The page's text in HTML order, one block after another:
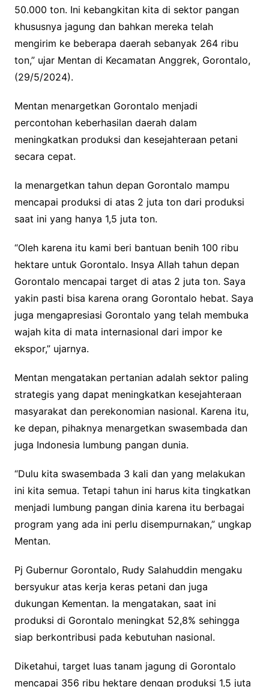
50.000 ton. Ini kebangkitan kita di sektor pangan
khususnya jagung dan bahkan mereka telah
mengirim ke beberapa daerah sebanyak 264 ribu
ton,” ujar Mentan di Kecamatan Anggrek, Gorontalo,
(29/5/2024).
Mentan menargetkan Gorontalo menjadi
percontohan keberhasilan daerah dalam
meningkatkan produksi dan kesejahteraan petani
secara cepat.
Ia menargetkan tahun depan Gorontalo mampu
mencapai produksi di atas 2 juta ton dari produksi
saat ini yang hanya 1,5 juta ton.
“Oleh karena itu kami beri bantuan benih 100 ribu
hektare untuk Gorontalo. Insya Allah tahun depan
Gorontalo mencapai target di atas 2 juta ton. Saya
yakin pasti bisa karena orang Gorontalo hebat. Saya
juga mengapresiasi Gorontalo yang telah membuka
wajah kita di mata internasional dari impor ke
ekspor,” ujarnya.
Mentan mengatakan pertanian adalah sektor paling
strategis yang dapat meningkatkan kesejahteraan
masyarakat dan perekonomian nasional. Karena itu,
ke depan, pihaknya menargetkan swasembada dan
juga Indonesia lumbung pangan dunia.
“Dulu kita swasembada 3 kali dan yang melakukan
ini kita semua. Tetapi tahun ini harus kita tingkatkan
menjadi lumbung pangan dinia karena itu berbagai
program yang ada ini perlu disempurnakan,” ungkap
Mentan.
Pj Gubernur Gorontalo, Rudy Salahuddin mengaku
bersyukur atas kerja keras petani dan juga
dukungan Kementan. Ia mengatakan, saat ini
produksi di Gorontalo meningkat 52,8% sehingga
siap berkontribusi pada kebutuhan nasional.
Diketahui, target luas tanam jagung di Gorontalo
mencapai 356 ribu hektare dengan produksi 1,5 juta